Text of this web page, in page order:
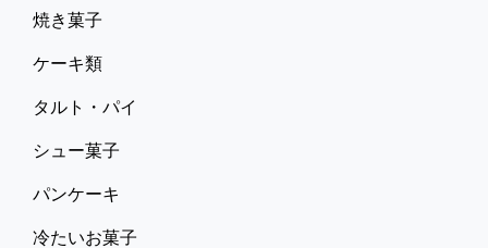
焼き菓子
ケーキ類
タルト・パイ
シュー菓子
パンケーキ
冷たいお菓子